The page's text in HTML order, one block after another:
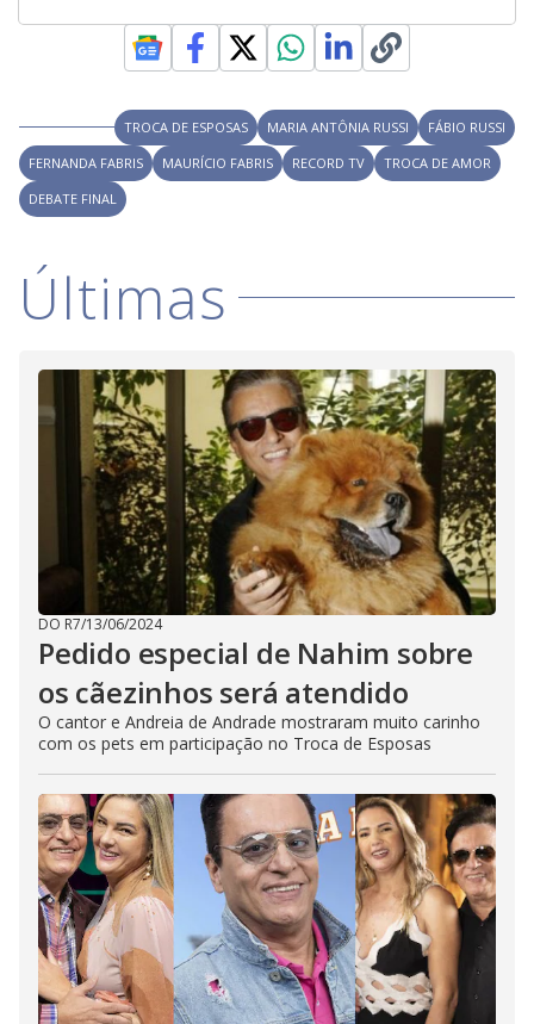
TROCA DE ESPOSAS MARIA ANTÔNIA RUSSI
FÁBIO RUSSI
FERNANDA FABRIS
MAURÍCIO FABRIS RECORD TV
TROCA DE AMOR
DEBATE FINAL
Últimas
DO R7/13/06/2024
Pedido especial de Nahim sobre
os cãezinhos será atendido
O cantor e Andreia de Andrade mostraram muito carinho
com os pets em participação no Troca de Esposas